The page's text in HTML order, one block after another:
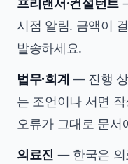
시점 알림. 금액이
발송하세요.
법무·회계 — 진행
는 조언이나 서면
오류가 그대로 문서
의료진 — 한국은 의